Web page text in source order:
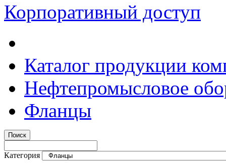
Корпоративный доступ
Каталог продукции
Нефтепромысловое
Фланцы
Категория